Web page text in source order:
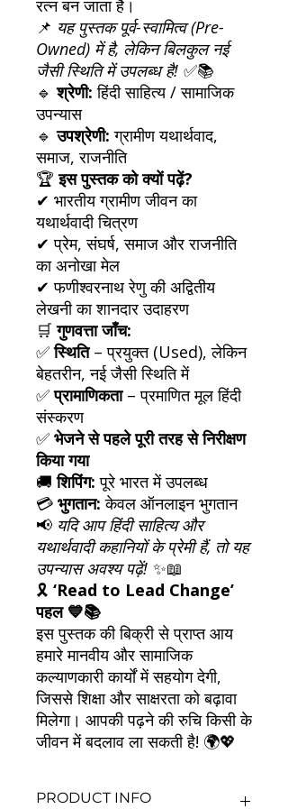
रत्न बन जाता है।
📌 यह पुस्तक पूर्व-स्वामित्व (Pre-
Owned) में है, लेकिन बिलकुल नई
जैसी स्थिति में उपलब्ध है! ✅📚
🔹श्रेणी: हिंदी साहित्य / सामाजिक
उपन्यास
🔹उपश्रेणी: ग्रामीण यथार्थवाद,
समाज, राजनीति
🏆इस पुस्तक को क्यों पढ़ें?
✔ भारतीय ग्रामीण जीवन का
यथार्थवादी चित्रण
✔ प्रेम, संघर्ष, समाज और राजनीति
का अनोखा मेल
✔ फणीश्वरनाथ रेणु की अद्वितीय
लेखनी का शानदार उदाहरण
🛒गुणवत्ता जाँच:
✅स्थिति– प्रयुक्त (Used), लेकिन
बेहतरीन, नई जैसी स्थिति में
✅प्रामाणिकता– प्रमाणित मूल हिंदी
संस्करण
✅ भेजने से पहले पूरी तरह से निरीक्षण
किया गया
🚚शिपिंग: पूरे भारत में उपलब्ध
💳 भुगतान: केवल ऑनलाइन भुगतान
📢 यदि आप हिंदी साहित्य और
यथार्थवादी कहानियों के प्रेमी हैं, तो यह
उपन्यास अवश्य पढ़ें! ✨📖
🎗 ‘Read to Lead Change’
पहल 💙📚
इस पुस्तक की बिक्री से प्राप्त आय
हमारे मानवीय और सामाजिक
कल्याणकारी कार्यों में सहयोग देगी,
जिससे शिक्षा और साक्षरता को बढ़ावा
मिलेगा। आपकी पढ़ने की रुचि किसी के
जीवन में बदलाव ला सकती है! 🌍💖
PRODUCT INFO